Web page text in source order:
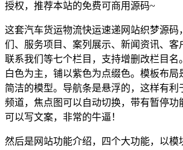
授权，推荐本站的免费可商用源码~
这套汽车货运物流快运速递网站织梦源码
们、服务项目、案列展示、新闻资讯、客
联系我们等七个栏目，支持增删改栏目名
白色为主，铺以紫色为点缀色。模板布局
简洁的模型。导航条是悬浮的，这样有利
频道，焦点图可以自动切换，带有暂停功
可以写文案，非常的牛逼！
然后是网站功能介绍，四个大功能，以模